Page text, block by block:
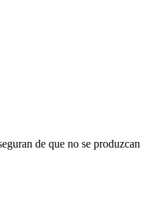
de que no se produzcan